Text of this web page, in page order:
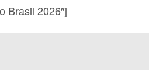
Brasil 2026″]